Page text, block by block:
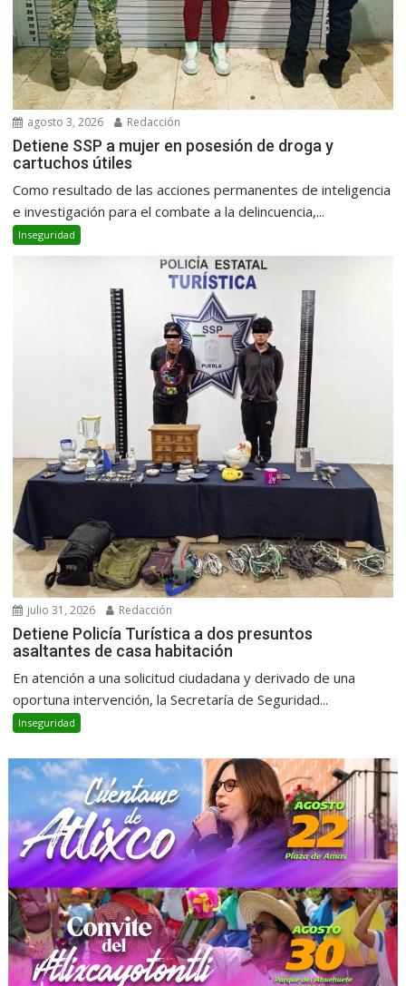
agosto 3, 2026 Redacción
Detiene SSP a mujer en posesión de droga y
cartuchos útiles
Como resultado de las acciones permanentes de inteligencia
e investigación para el combate a la delincuencia,...
Inseguridad
julio 31, 2026 Redacción
Detiene Policía Turística a dos presuntos
asaltantes de casa habitación
En atención a una solicitud ciudadana y derivado de una
oportuna intervención, la Secretaría de Seguridad...
Inseguridad